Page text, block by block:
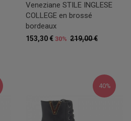
Veneziane STILE INGLESE
COLLEGE en brossé
bordeaux
219,00 €
153,30 € 30%
40%